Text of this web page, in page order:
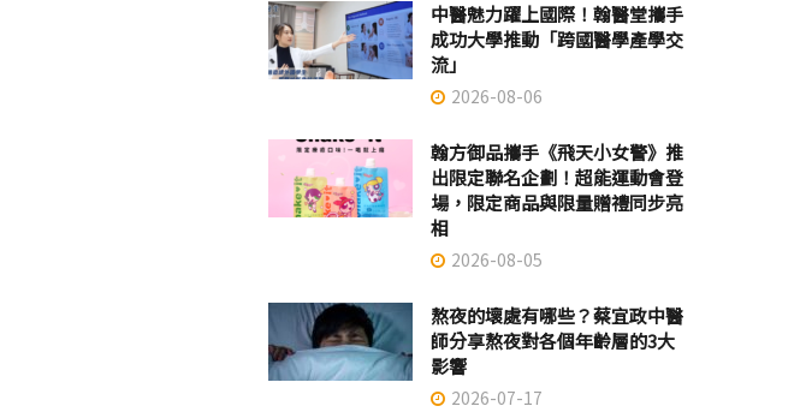
中醫魅力躍上國際！翰醫堂攜手
成功大學推動「跨國醫學產學交
流」
2026-08-06
翰方御品攜手《飛天小女警》推
出限定聯名企劃！超能運動會登
場，限定商品與限量贈禮同步亮
相
2026-08-05
熬夜的壞處有哪些？蔡宜政中醫
師分享熬夜對各個年齡層的3大
影響
2026-07-17